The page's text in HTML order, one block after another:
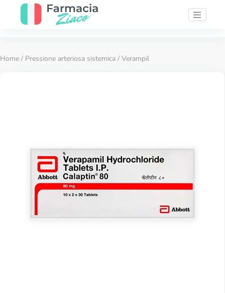
Home / Pressione arteriosa sistemica / Verampil